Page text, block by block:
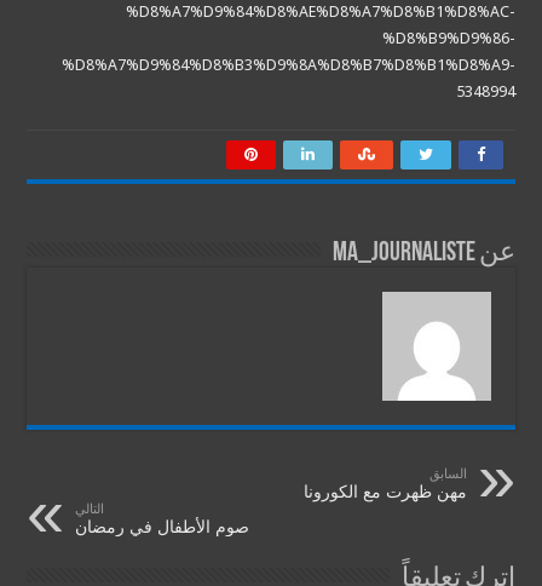
%D8%A7%D9%84%D8%AE%D8%A7%D8%B1%D8%AC-
%D8%B9%D9%86-
%D8%A7%D9%84%D8%B3%D9%8A%D8%B7%D8%B1%D8%A9-
5348994
عن ma_journaliste
السابق
مهن ظهرت مع الكورونا
التالي
صوم الأطفال في رمضان
اترك تعليقاً